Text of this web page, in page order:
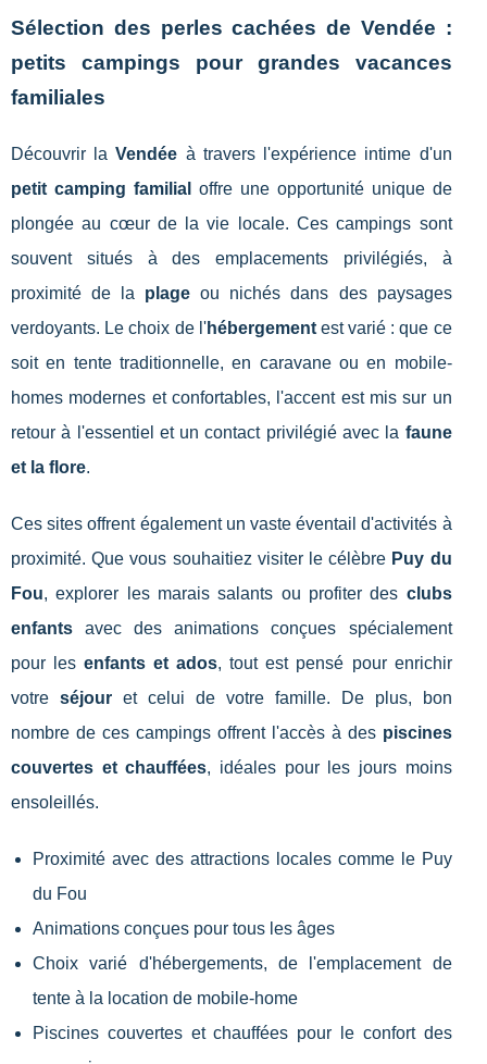
Sélection des perles cachées de Vendée :
petits campings pour grandes vacances
familiales
Découvrir laVendée à travers l'expérience intime d'un
petit camping familial
offre une opportunité unique de
plongée au cœur de la vie locale. Ces campings sont
souvent situés à des emplacements privilégiés, à
proximité de la plage ou nichés dans des paysages
verdoyants. Le choix de l'hébergementest varié : que ce
soit en tente traditionnelle, en caravane ou en mobile-
homes modernes et confortables, l'accent est mis sur un
retour à l'essentiel et un contact privilégié avec la faune
et la flore.
Ces sites offrent également un vaste éventail d'activités à
proximité. Que vous souhaitiez visiter le célèbre Puy du
Fou, explorer les marais salants ou profiter des clubs
enfants avec des animations conçues spécialement
pour lesenfants et ados, tout est pensé pour enrichir
votre séjouret celui de votre famille. De plus, bon
nombre de ces campings offrent l'accès à des piscines
couvertes et chauffées, idéales pour les jours moins
ensoleillés.
Proximité avec des attractions locales comme le Puy
du Fou
Animations conçues pour tous les âges
Choix varié d'hébergements, de l'emplacement de
tente à la location de mobile-home
Piscines couvertes et chauffées pour le confort des